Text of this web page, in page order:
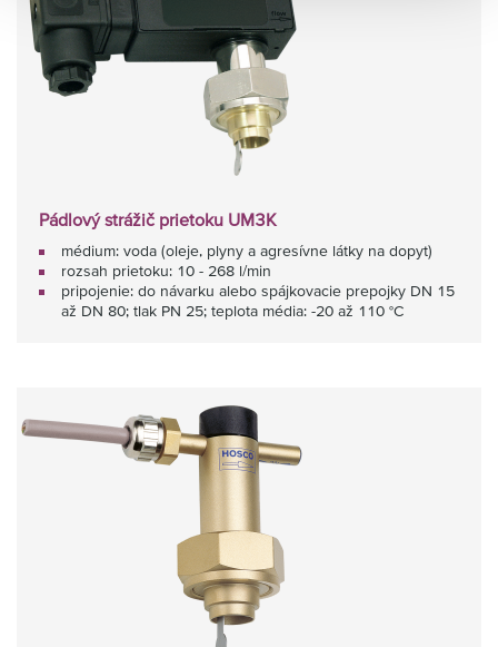
Pádlový strážič prietoku UM3K
médium: voda (oleje, plyny a agresívne látky na dopyt)
rozsah prietoku: 10 - 268 l/min
pripojenie: do návarku alebo spájkovacie prepojky DN 15
až DN 80; tlak PN 25; teplota média: -20 až 110 °C